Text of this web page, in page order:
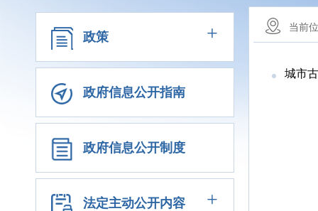
政策 +
政府信息公开指南
政府信息公开制度
法定主动公开内容 +
当前
城市